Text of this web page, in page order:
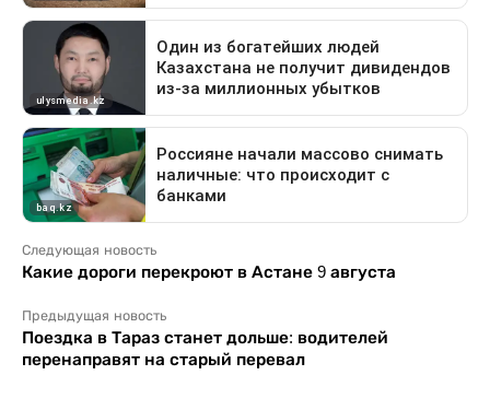
Следующая новость
Какие дороги перекроют в Астане 9 августа
Предыдущая новость
Поездка в Тараз станет дольше: водителей
перенаправят на старый перевал